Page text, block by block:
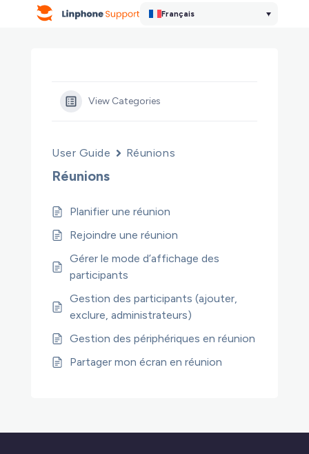
Français
View Categories
User Guide Réunions
Réunions
Planifier une réunion
Rejoindre une réunion
Gérer le mode d’affichage des
participants
Gestion des participants (ajouter,
exclure, administrateurs)
Gestion des périphériques en réunion
Partager mon écran en réunion